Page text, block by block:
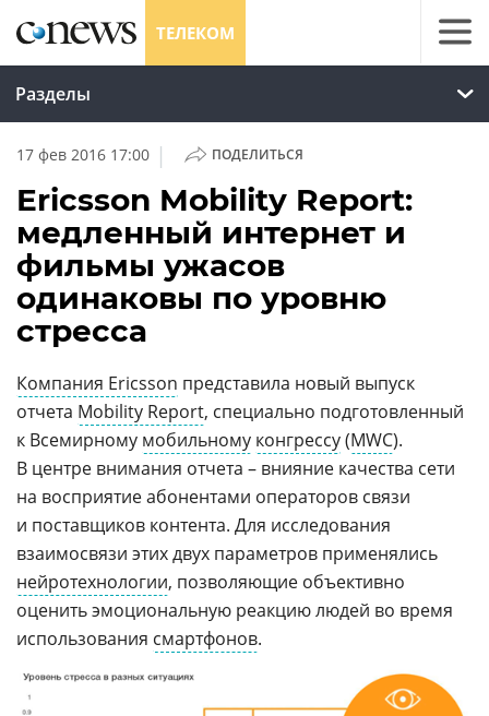
ТЕЛЕКОМ
Разделы
17 фев 2016 17:00 | ПОДЕЛИТЬСЯ
Ericsson Mobility Report:
медленный интернет и
фильмы ужасов
одинаковы по уровню
стресса
Компания Ericsson представила новый выпуск
отчета Mobility Report, специально подготовленный
к Всемирному мобильному конгрессу(MWC).
В центре внимания отчета – внияние качества сети
на восприятие абонентами операторов связи
и поставщиков контента. Для исследования
взаимосвязи этих двух параметров применялись
нейротехнологии, позволяющие объективно
оценить эмоциональную реакцию людей во время
использования смартфонов.